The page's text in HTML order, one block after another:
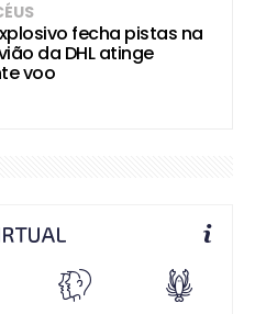
fecha pistas na
da DHL atinge
voo